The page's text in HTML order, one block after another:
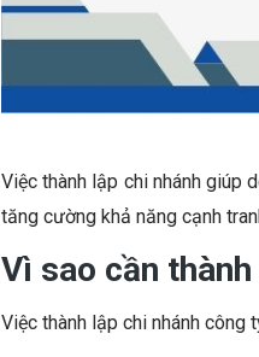
Việc thành lập chi nhánh giúp
tăng cường khả năng cạnh
Vì sao cần
Việc thành lập chi nhánh công